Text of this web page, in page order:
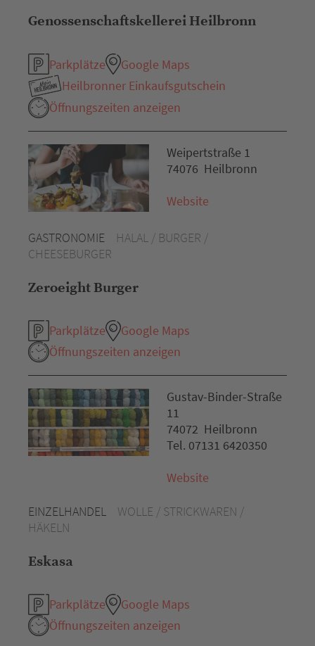
Genossenschaftskellerei Heilbronn
Parkplätze
Google Maps
Heilbronner Einkaufsgutschein
Öffnungszeiten anzeigen
GASTRONOMIE
HALAL / BURGER /
CHEESEBURGER
Zeroeight Burger
Parkplätze
Google Maps
Öffnungszeiten anzeigen
Weipertstraße 1
74076 Heilbronn
Website
EINZELHANDEL
WOLLE / STRICKWAREN /
HÄKELN
Eskasa
Parkplätze
Google Maps
Öffnungszeiten anzeigen
Gustav-Binder-Straße
11
74072 Heilbronn
Tel. 07131 6420350
Website